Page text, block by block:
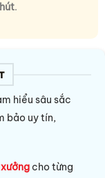
.
hiểu sâu sắc
bảo uy tín,
cho từng